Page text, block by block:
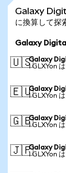
Galaxy
に換算して探
Galaxy
🇺🇸Galaxy
1 GLXYon
🇪🇺Galaxy
1 GLXYon
🇬🇧Galaxy
1 GLXYon
🇯🇵Galaxy
1 GLXYon